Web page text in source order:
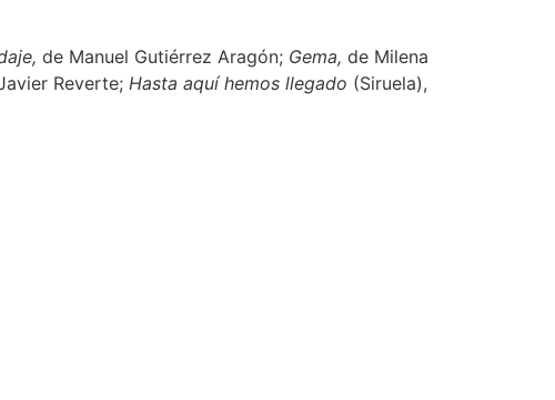
de Manuel Gutiérrez Aragón; Gema, de Milena
Reverte; Hasta aquí hemos llegado (Siruela),